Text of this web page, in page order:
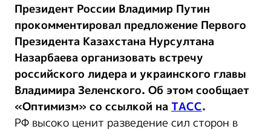
Президент России Владимир Путин
прокомментировал предложение Первого
Президента Казахстана Нурсултана
Назарбаева организовать встречу
российского лидера и украинского главы
Владимира Зеленского. Об этом сообщает
«Оптимизм» со ссылкой на ТАСС.
РФ высоко ценит разведение сил сторон в